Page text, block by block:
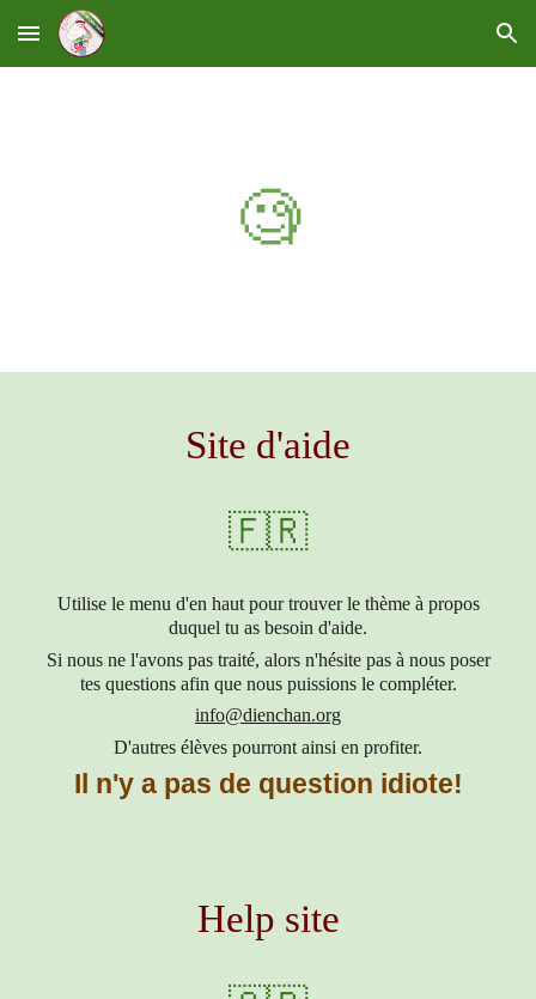
Skip to main content Skip to navigation
🧐
Site d'aide
🇫🇷
Utilise le menu d'en haut pour trouver le thème à propos
duquel tu as besoin d'aide.
Si nous ne l'avons pas traité, alors n'hésite pas à nous poser
tes questions afin que nous puissions le compléter.
info@dienchan.org
D'autres élèves pourront ainsi en profiter.
Il n'y a pas de question idiote!
Help site